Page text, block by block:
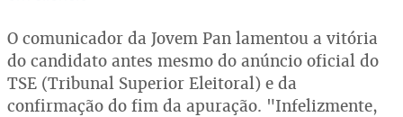
O comunicador da Jovem Pan lamentou a vitória
do candidato antes mesmo do anúncio oficial do
TSE (Tribunal Superior Eleitoral) e da
confirmação do fim da apuração. "Infelizmente,